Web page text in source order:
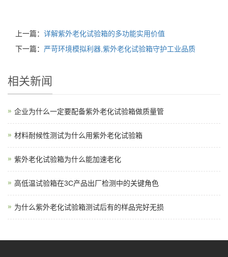
上一篇： 详解紫外老化试验箱的多功能实用价值
下一篇： 严苛环境模拟利器,紫外老化试验箱守护工业品质
相关新闻
企业为什么一定要配备紫外老化试验箱做质量管
材料耐候性测试为什么用紫外老化试验箱
紫外老化试验箱为什么能加速老化
高低温试验箱在3C产品出厂检测中的关键角色
为什么紫外老化试验箱测试后有的样品完好无损